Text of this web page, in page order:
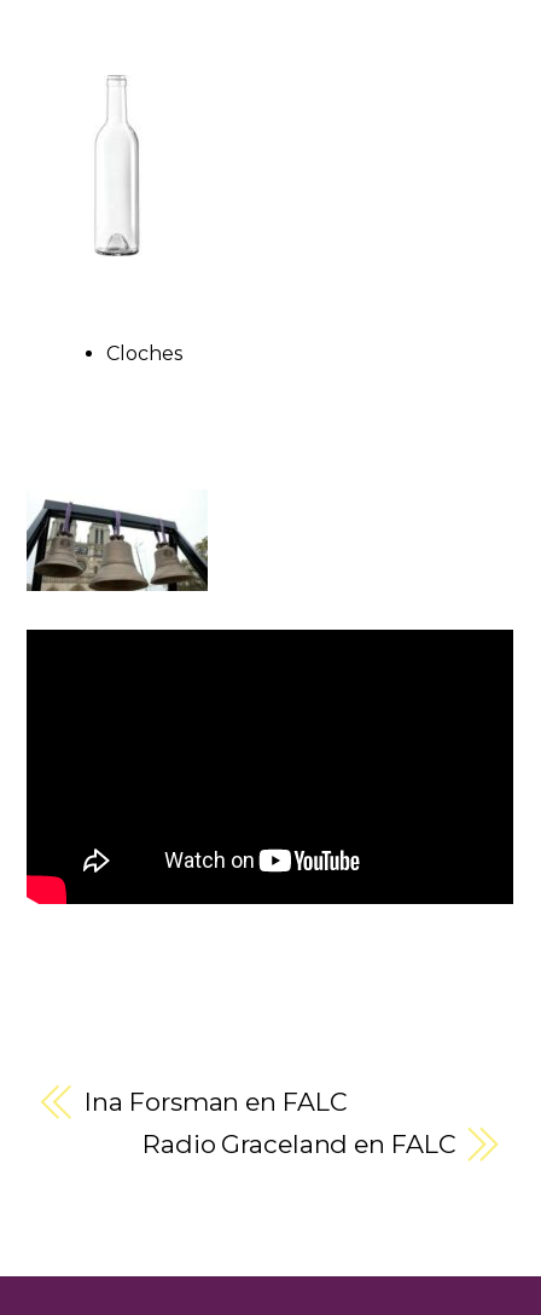
Cloches
Ina Forsman en FALC
Radio Graceland en FALC